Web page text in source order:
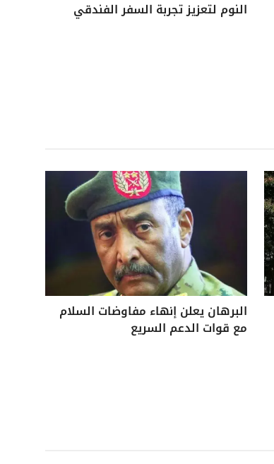
النوم لتعزيز تجربة السفر الفندقي
البرهان يعلن إنهاء مفاوضات السلام
مع قوات الدعم السريع